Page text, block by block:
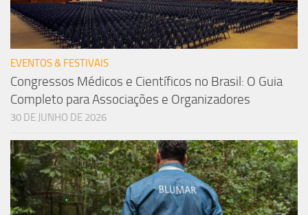
EVENTOS & FESTIVAIS
Congressos Médicos e Científicos no Brasil: O Guia
Completo para Associações e Organizadores
30 DE JUNHO DE 2026